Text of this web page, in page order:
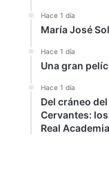
Hace 1 día
María José
Hace 1 día
Una gran
Hace 1 día
Del cráneo
Cervantes:
Real